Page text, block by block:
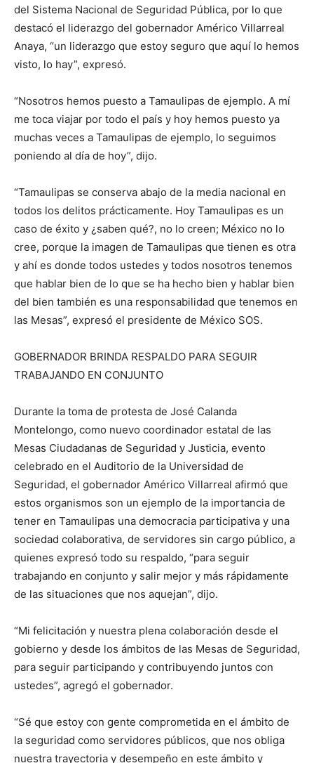
del Sistema Nacional de Seguridad Pública, por lo que
destacó el liderazgo del gobernador Américo Villarreal
Anaya, “un liderazgo que estoy seguro que aquí lo hemos
visto, lo hay”, expresó.
“Nosotros hemos puesto a Tamaulipas de ejemplo. A mí
me toca viajar por todo el país y hoy hemos puesto ya
muchas veces a Tamaulipas de ejemplo, lo seguimos
poniendo al día de hoy”, dijo.
“Tamaulipas se conserva abajo de la media nacional en
todos los delitos prácticamente. Hoy Tamaulipas es un
caso de éxito y ¿saben qué?, no lo creen; México no lo
cree, porque la imagen de Tamaulipas que tienen es otra
y ahí es donde todos ustedes y todos nosotros tenemos
que hablar bien de lo que se ha hecho bien y hablar bien
del bien también es una responsabilidad que tenemos en
las Mesas”, expresó el presidente de México SOS.
GOBERNADOR BRINDA RESPALDO PARA SEGUIR
TRABAJANDO EN CONJUNTO
Durante la toma de protesta de José Calanda
Montelongo, como nuevo coordinador estatal de las
Mesas Ciudadanas de Seguridad y Justicia, evento
celebrado en el Auditorio de la Universidad de
Seguridad, el gobernador Américo Villarreal afirmó que
estos organismos son un ejemplo de la importancia de
tener en Tamaulipas una democracia participativa y una
sociedad colaborativa, de servidores sin cargo público, a
quienes expresó todo su respaldo, “para seguir
trabajando en conjunto y salir mejor y más rápidamente
de las situaciones que nos aquejan”, dijo.
“Mi felicitación y nuestra plena colaboración desde el
gobierno y desde los ámbitos de las Mesas de Seguridad,
para seguir participando y contribuyendo juntos con
ustedes”, agregó el gobernador.
“Sé que estoy con gente comprometida en el ámbito de
la seguridad como servidores públicos, que nos obliga
nuestra trayectoria y desempeño en este ámbito y